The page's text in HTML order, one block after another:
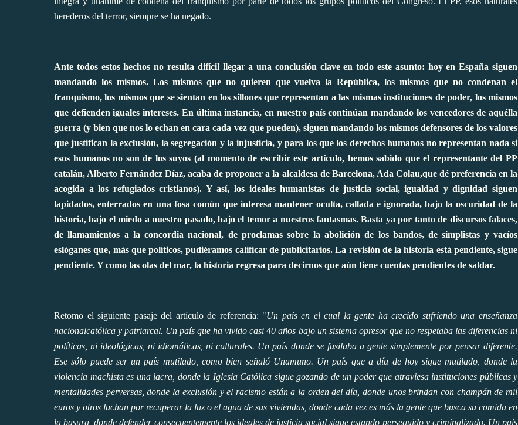
herederos del terror, siempre se ha negado.
Ante todos estos hechos no resulta difícil llegar a una conclusión clave en todo este asunto: hoy en España siguen
mandando los mismos. Los mismos que no quieren que vuelva la República, los mismos que no condenan el
franquismo, los mismos que se sientan en los sillones que representan a las mismas instituciones de poder, los mismos
que defienden iguales intereses. En última instancia, en nuestro país continúan mandando los vencedores de aquélla
guerra (y bien que nos lo echan en cara cada vez que pueden), siguen mandando los mismos defensores de los valores
que justifican la exclusión, la segregación y la injusticia, y para los que los derechos humanos no representan nada si
esos humanos no son de los suyos (al momento de escribir este artículo, hemos sabido que el representante del PP
catalán, Alberto Fernández Díaz, acaba de proponer a la alcaldesa de Barcelona, Ada Colau,que dé preferencia en la
acogida a los refugiados cristianos). Y así, los ideales humanistas de justicia social, igualdad y dignidad siguen
lapidados, enterrados en una fosa común que interesa mantener oculta, callada e ignorada, bajo la oscuridad de la
historia, bajo el miedo a nuestro pasado, bajo el temor a nuestros fantasmas. Basta ya por tanto de discursos falaces,
de llamamientos a la concordia nacional, de proclamas sobre la abolición de los bandos, de simplistas y vacíos
eslóganes que, más que políticos, pudiéramos calificar de publicitarios. La revisión de la historia está pendiente, sigue
pendiente. Y como las olas del mar, la historia regresa para decirnos que aún tiene cuentas pendientes de saldar.
Retomo el siguiente pasaje del artículo de referencia: "Un país en el cual la gente ha crecido sufriendo una enseñanza
nacionalcatólica y patriarcal. Un país que ha vivido casi 40 años bajo un sistema opresor que no respetaba las diferencias ni
políticas, ni ideológicas, ni idiomáticas, ni culturales. Un país donde se fusilaba a gente simplemente por pensar diferente.
Ese sólo puede ser un país mutilado, como bien señaló Unamuno. Un país que a día de hoy sigue mutilado, donde la
violencia machista es una lacra, donde la Iglesia Católica sigue gozando de un poder que atraviesa instituciones públicas y
mentalidades perversas, donde la exclusión y el racismo están a la orden del día, donde unos brindan con champán de mil
euros y otros luchan por recuperar la luz o el agua de sus viviendas, donde cada vez es más la gente que busca su comida en
la basura, donde defender consecuentemente los ideales de justicia social sigue estando perseguido y criminalizado. Un país